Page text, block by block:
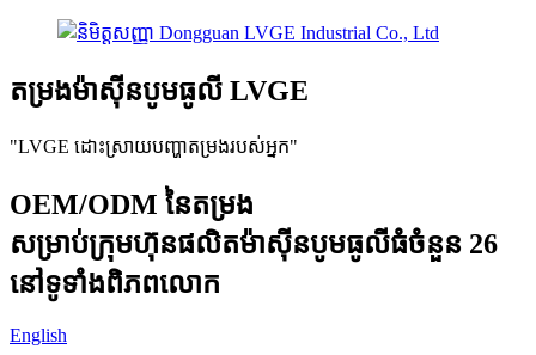
តម្រងម៉ាស៊ីនបូមធូលី LVGE
"LVGE ដោះស្រាយបញ្ហាតម្រងរបស់អ្នក"
OEM/ODM នៃតម្រង
សម្រាប់ក្រុមហ៊ុនផលិតម៉ាស៊ីនបូមធូលីធំចំនួន 26
នៅទូទាំងពិភពលោក
English